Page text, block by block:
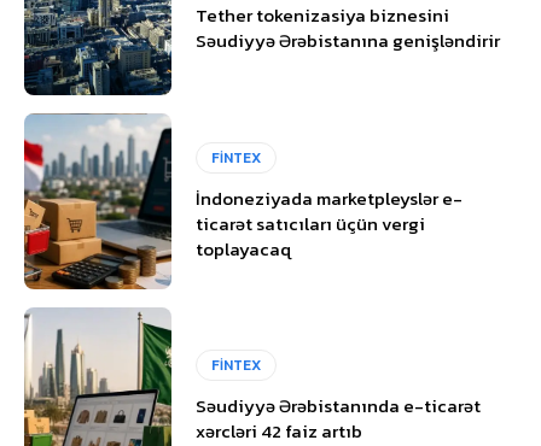
Tether tokenizasiya biznesini
Səudiyyə Ərəbistanına genişləndirir
FİNTEX
İndoneziyada marketpleyslər e-
ticarət satıcıları üçün vergi
toplayacaq
FİNTEX
Səudiyyə Ərəbistanında e-ticarət
xərcləri 42 faiz artıb